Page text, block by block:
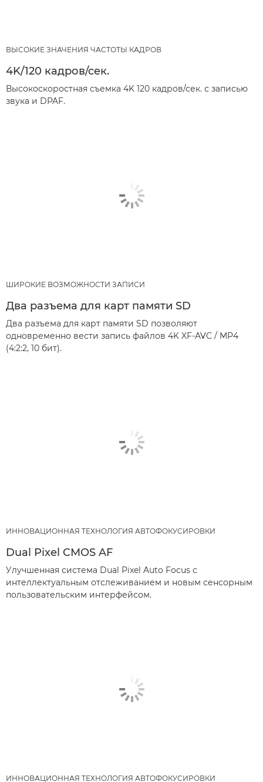
ВЫСОКИЕ ЗНАЧЕНИЯ ЧАСТОТЫ КАДРОВ
4K/120 кадров/сек.
Высокоскоростная съемка 4K 120 кадров/сек. с записью
звука и DPAF.
ШИРОКИЕ ВОЗМОЖНОСТИ ЗАПИСИ
Два разъема для карт памяти SD
Два разъема для карт памяти SD позволяют
одновременно вести запись файлов 4K XF-AVC / MP4
(4:2:2, 10 бит).
ИННОВАЦИОННАЯ ТЕХНОЛОГИЯ АВТОФОКУСИРОВКИ
Dual Pixel CMOS AF
Улучшенная система Dual Pixel Auto Focus с
интеллектуальным отслеживанием и новым сенсорным
пользовательским интерфейсом.
ИННОВАЦИОННАЯ ТЕХНОЛОГИЯ АВТОФОКУСИРОВКИ